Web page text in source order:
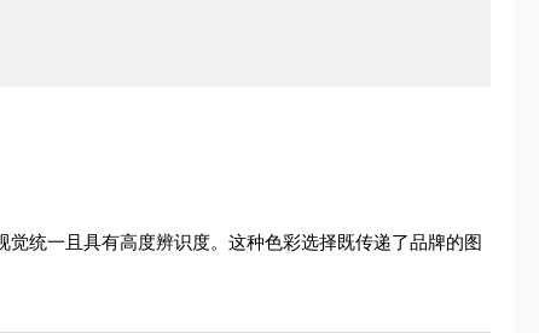
统一且具有高度辨识度。这种色彩选择既传递了品牌的图